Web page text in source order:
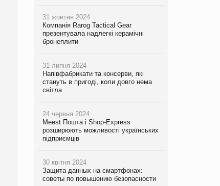
31 жовтня 2024
Компанія Rarog Tactical Gear
презентувала надлегкі керамічні
бронеплити
31 липня 2024
Напівфабрикати та консерви, які
стануть в пригоді, коли довго нема
світла
24 червня 2024
Meest Пошта і Shop-Express
розширюють можливості українських
підприємців
30 квітня 2024
Защита данных на смартфонах:
советы по повышению безопасности